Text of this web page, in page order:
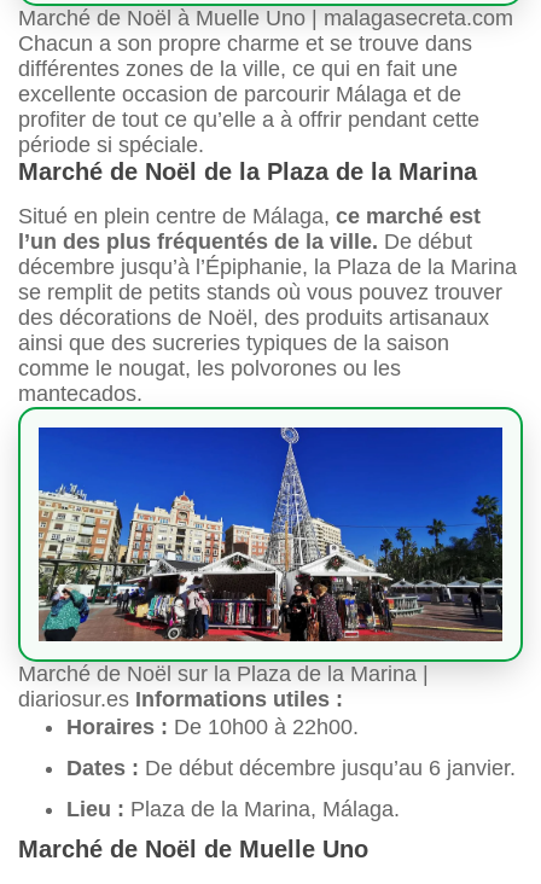
Marché de Noël à Muelle Uno | malagasecreta.com
Chacun a son propre charme et se trouve dans
différentes zones de la ville, ce qui en fait une
excellente occasion de parcourir Málaga et de
profiter de tout ce qu’elle a à offrir pendant cette
période si spéciale.
Marché de Noël de la Plaza de la Marina
Situé en plein centre de Málaga, ce marché est
l’un des plus fréquentés de la ville. De début
décembre jusqu’à l’Épiphanie, la Plaza de la Marina
se remplit de petits stands où vous pouvez trouver
des décorations de Noël, des produits artisanaux
ainsi que des sucreries typiques de la saison
comme le nougat, les polvorones ou les
mantecados.
Marché de Noël sur la Plaza de la Marina |
diariosur.es Informations utiles :
Horaires : De 10h00 à 22h00.
Dates : De début décembre jusqu’au 6 janvier.
Lieu : Plaza de la Marina, Málaga.
Marché de Noël de Muelle Uno